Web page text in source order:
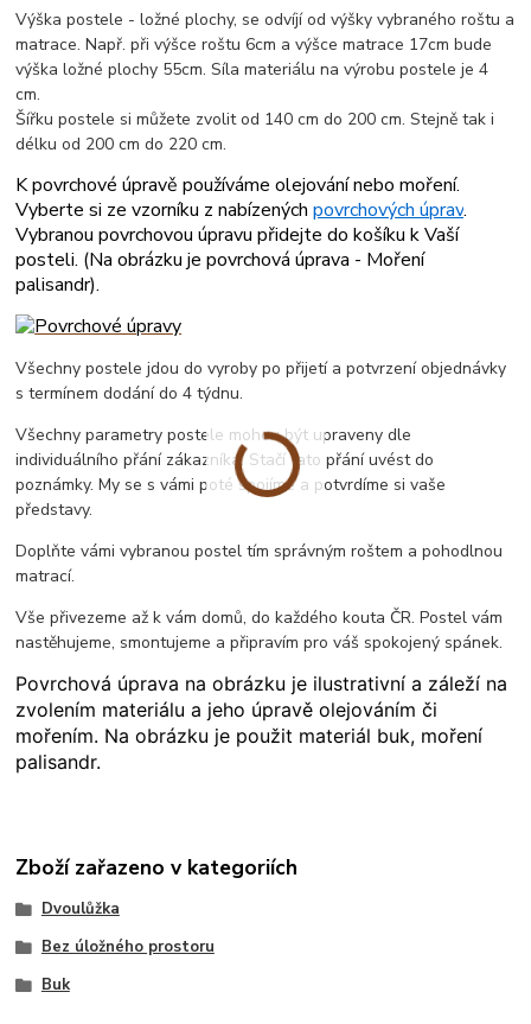
Výška postele - ložné plochy, se odvíjí od výšky vybraného roštu a
matrace. Např. při výšce roštu 6cm a výšce matrace 17cm bude
výška ložné plochy 55cm. Síla materiálu na výrobu postele je 4
cm.
Šířku postele si můžete zvolit od 140 cm do 200 cm. Stejně tak i
délku od 200 cm do 220 cm.
K povrchové úpravě používáme olejování nebo moření.
Vyberte si ze vzorníku z nabízenýchpovrchových úprav.
Vybranou povrchovou úpravu přidejte do košíku k Vaší
posteli. (Na obrázku je povrchová úprava - Moření
palisandr).
Všechny postele jdou do vyroby po přijetí a potvrzení objednávky
s termínem dodání do 4 týdnu.
Všechny parametry postele mohou být upraveny dle
individuálního přání zákazníka. Stačí tato přání uvést do
poznámky. My se s vámi poté spojíme a potvrdíme si vaše
představy.
Doplňte vámi vybranou postel tím správným roštem a pohodlnou
matrací.
Vše přivezeme až k vám domů, do každého kouta ČR. Postel vám
nastěhujeme, smontujeme a připravím pro váš spokojený spánek.
Povrchová úprava na obrázku je ilustrativní a záleží na
zvolením materiálu a jeho úpravě olejováním či
mořením. Na obrázku je použit materiál buk, moření
palisandr.
Zboží zařazeno v kategoriích
Dvoulůžka
Bez úložného prostoru
Buk